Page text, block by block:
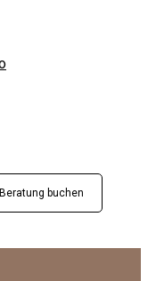
Beratung buchen